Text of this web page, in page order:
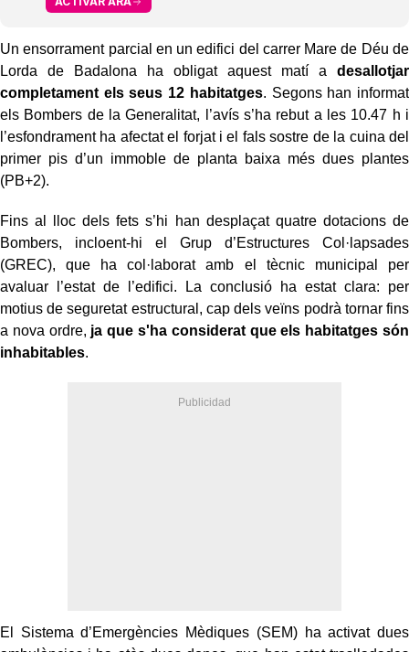
Un ensorrament parcial en un edifici del carrer Mare de Déu de
Lorda de Badalona ha obligat aquest matí a desallotjar
completament els seus 12 habitatges. Segons han informat
els Bombers de la Generalitat, l’avís s’ha rebut a les 10.47 h i
l’esfondrament ha afectat el forjat i el fals sostre de la cuina del
primer pis d’un immoble de planta baixa més dues plantes
(PB+2).
Fins al lloc dels fets s’hi han desplaçat quatre dotacions de
Bombers, incloent-hi el Grup d’Estructures Col·lapsades
(GREC), que ha col·laborat amb el tècnic municipal per
avaluar l’estat de l’edifici. La conclusió ha estat clara: per
motius de seguretat estructural, cap dels veïns podrà tornar fins
a nova ordre, ja que s'ha considerat que els habitatges són
inhabitables.
El Sistema d’Emergències Mèdiques (SEM) ha activat dues